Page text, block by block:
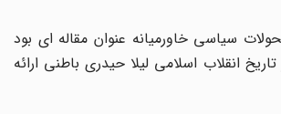
سیاسی خاورمیانه عنوان مقاله ای بود
انقلاب اسلامی لیلا حیدری باطنی ارائه